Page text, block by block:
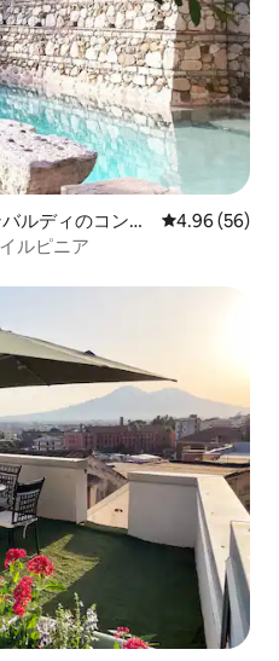
ルディのコンド
レビュー56
4.96 (56)
ルピニア